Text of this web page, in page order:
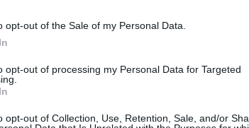
opt-out of the Sale of my Personal Data.
opt-out of processing my Personal Data for Targeted
opt-out of Collection, Use, Retention, Sale, and/or
diskusija: Rusija – Europos šeimos